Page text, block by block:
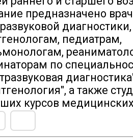
предназначено
диагностики,
педиатрам,
по
а также
курсов